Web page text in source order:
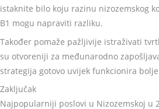
istaknite bilo koju razinu nizozemskog
B1 mogu napraviti razliku.
Također pomaže pažljivije istraživati
su otvoreniji za međunarodno
strategija gotovo uvijek funkcionira
Zaključak
Najpopularniji poslovi u Nizozemskoj u